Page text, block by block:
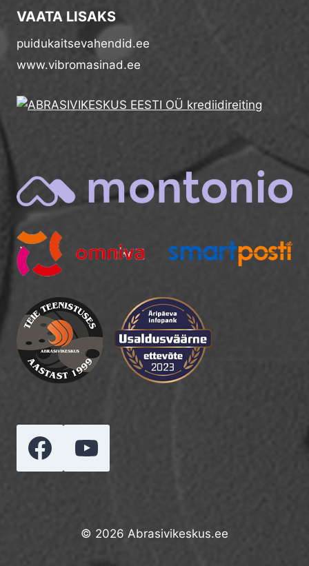
VAATA LISAKS
puidukaitsevahendid.ee
www.vibromasinad.ee
© 2026 Abrasivikeskus.ee